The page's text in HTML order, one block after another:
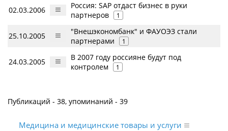
02.03.2006
Россия: SAP отдаст бизнес в руки
партнеров
1
25.10.2005
"Внешэкономбанк" и ФАУОЭЗ стали
партнерами
1
24.03.2005
В 2007 году россияне будут под
контролем
1
Публикаций - 38, упоминаний - 39
Медицина и медицинские товары и услуги